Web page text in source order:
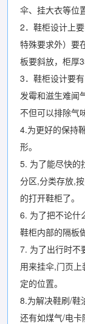
伞、挂大衣等位
2．鞋柜设计上
特殊要求外）要
板要斜放，柜厚
3．鞋柜设计要
发霉和滋生难闻
不但可以排除气
4.为更好的保持
形。
5. 为了能尽快的
分区,分类存放,
的打开鞋柜了。
6. 为了把不论什
鞋柜内部的隔板
7. 为了出行时不
用来挂伞,门页
定的位置。
8.为解决鞋刷/鞋
还有如煤气/电